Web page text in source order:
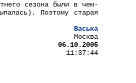
сезона были в чем-
Поэтому старая
Васька
Москва
06.10.2005
11:37:44